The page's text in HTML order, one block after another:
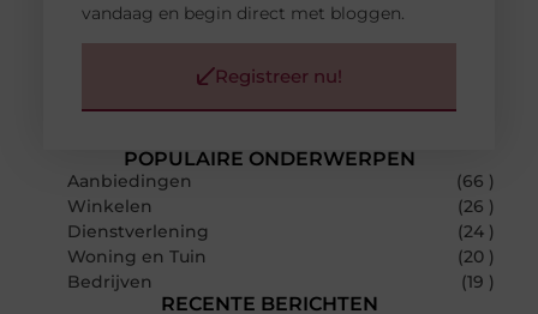
POPULAIRE ONDERWERPEN
Aanbiedingen
(66 )
Winkelen
(26 )
Dienstverlening
(24 )
Woning en Tuin
(20 )
Bedrijven
(19 )
RECENTE BERICHTEN
vandaag en begin direct met bloggen.
Registreer nu!